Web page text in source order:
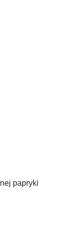
papryki